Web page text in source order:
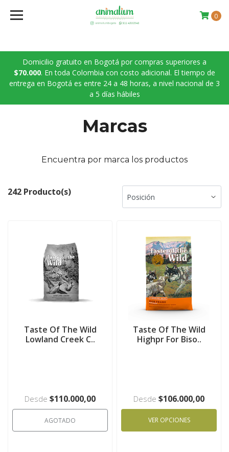
Domicilio gratuito en Bogotá por compras superiores a
$70.000. En toda Colombia con costo adicional. El tiempo de
entrega en Bogotá es entre 24 a 48 horas, a nivel nacional de 3
a 5 días hábiles
0
Marcas
Encuentra por marca los productos
242 Producto(s)
Taste Of The Wild
Lowland Creek C..
Desde $110.000,00
AGOTADO
Taste Of The Wild
Highpr For Biso..
Desde $106.000,00
VER OPCIONES